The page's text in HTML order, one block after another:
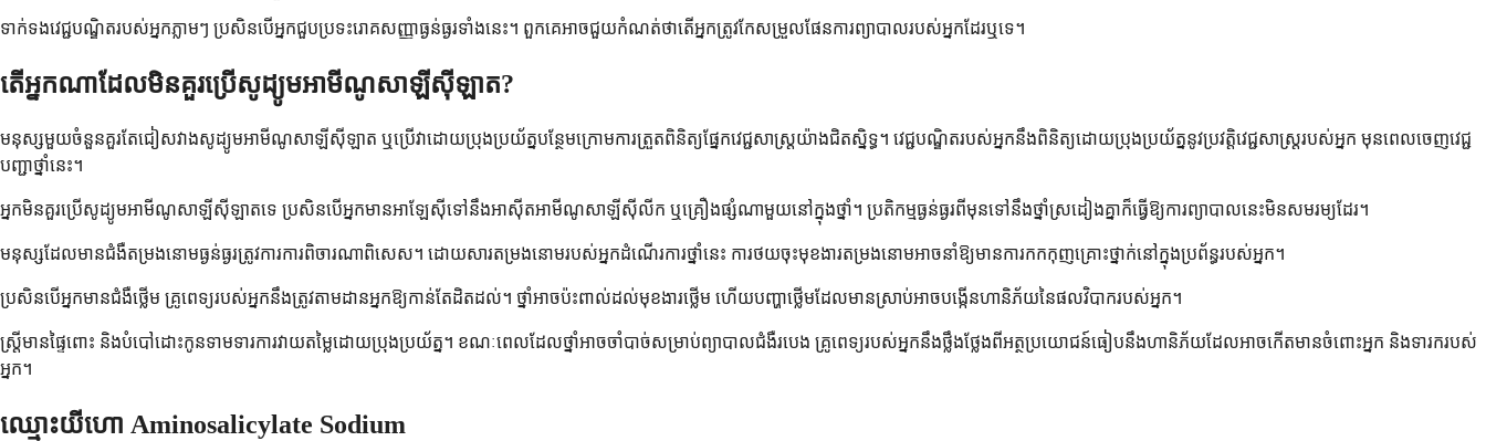
ទាក់ទងវេជ្ជបណ្ឌិតរបស់អ្នកភ្លាមៗ ប្រសិនបើអ្នកជួបប្រទះរោគសញ្ញាធ្ងន់ធ្ងរទាំងនេះ។ ពួកគេអាចជួយកំណត់ថាតើអ្នកត្រូវកែសម្រួលផែនការព្យាបាលរបស់អ្នកដែរឬទេ។
តើអ្នកណាដែលមិនគួរប្រើសូដ្យូមអាមីណូសាឡីស៊ីឡាត?
មនុស្សមួយចំនួនគួរតែជៀសវាងសូដ្យូមអាមីណូសាឡីស៊ីឡាត ឬប្រើវាដោយប្រុងប្រយ័ត្នបន្ថែមក្រោមការត្រួតពិនិត្យផ្នែកវេជ្ជសាស្ត្រយ៉ាងជិតស្និទ្ធ។ វេជ្ជបណ្ឌិតរបស់អ្នកនឹងពិនិត្យដោយប្រុងប្រយ័ត្ននូវប្រវត្តិវេជ្ជសាស្ត្ររបស់អ្នក មុនពេលចេញវេជ្ជ
បញ្ជាថ្នាំនេះ។
អ្នកមិនគួរប្រើសូដ្យូមអាមីណូសាឡីស៊ីឡាតទេ ប្រសិនបើអ្នកមានអាឡែស៊ីទៅនឹងអាស៊ីតអាមីណូសាឡីស៊ីលីក ឬគ្រឿងផ្សំណាមួយនៅក្នុងថ្នាំ។ ប្រតិកម្មធ្ងន់ធ្ងរពីមុនទៅនឹងថ្នាំស្រដៀងគ្នាក៏ធ្វើឱ្យការព្យាបាលនេះមិនសមរម្យដែរ។
មនុស្សដែលមានជំងឺតម្រងនោមធ្ងន់ធ្ងរត្រូវការការពិចារណាពិសេស។ ដោយសារតម្រងនោមរបស់អ្នកដំណើរការថ្នាំនេះ ការថយចុះមុខងារតម្រងនោមអាចនាំឱ្យមានការកកកុញគ្រោះថ្នាក់នៅក្នុងប្រព័ន្ធរបស់អ្នក។
ប្រសិនបើអ្នកមានជំងឺថ្លើម គ្រូពេទ្យរបស់អ្នកនឹងត្រូវតាមដានអ្នកឱ្យកាន់តែដិតដល់។ ថ្នាំអាចប៉ះពាល់ដល់មុខងារថ្លើម ហើយបញ្ហាថ្លើមដែលមានស្រាប់អាចបង្កើនហានិភ័យនៃផលវិបាករបស់អ្នក។
ស្ត្រីមានផ្ទៃពោះ និងបំបៅដោះកូនទាមទារការវាយតម្លៃដោយប្រុងប្រយ័ត្ន។ ខណៈពេលដែលថ្នាំអាចចាំបាច់សម្រាប់ព្យាបាលជំងឺរបេង គ្រូពេទ្យរបស់អ្នកនឹងថ្លឹងថ្លែងពីអត្ថប្រយោជន៍ធៀបនឹងហានិភ័យដែលអាចកើតមានចំពោះអ្នក និងទារករបស់
អ្នក។
ឈ្មោះយីហោ Aminosalicylate Sodium